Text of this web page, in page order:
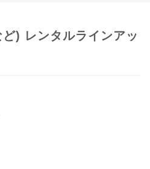
) レンタルラインアッ